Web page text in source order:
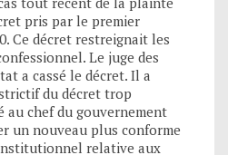
pris par le premier
Ce décret restreignait les
Le juge des
a cassé le décret. Il a
du décret trop
au chef du gouvernement
un nouveau plus conforme
relative aux